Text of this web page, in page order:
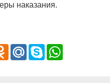
наказания.
Odnoklassniki
Mail.RuSkypeWhatsApp